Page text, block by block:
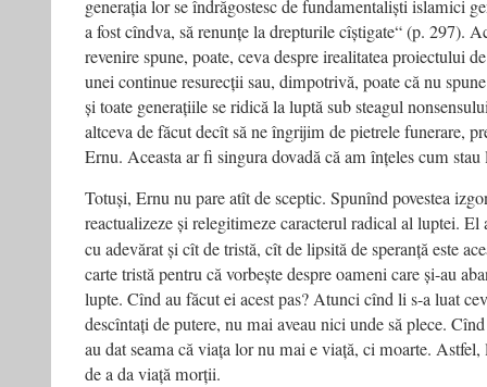
generația lor se îndrăgostesc de fundamentaliști islamici
a fost cîndva, să renunțe la drepturile cîștigate“ (p. 297).
revenire spune, poate, ceva despre irealitatea proiectului
unei continue resurecții sau, dimpotrivă, poate că nu
și toate generațiile se ridică la luptă sub steagul
altceva de făcut decît să ne îngrijim de pietrele funerare,
Ernu. Aceasta ar fi singura dovadă că am înțeles cum
Totuși, Ernu nu pare atît de sceptic. Spunînd povestea
reactualizeze și relegitimeze caracterul radical al luptei. El
cu adevărat și cît de tristă, cît de lipsită de speranță este
carte tristă pentru că vorbește despre oameni care și-au
lupte. Cînd au făcut ei acest pas? Atunci cînd li s-a luat
descîntați de putere, nu mai aveau nici unde să plece.
au dat seama că viața lor nu mai e viață, ci moarte.
de a da viață morții.